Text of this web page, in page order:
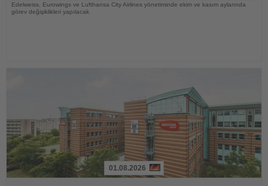
Edelweiss, Eurowings ve Lufthansa City Airlines yönetiminde ekim ve kasım aylarında
görev değişiklikleri yapılacak
01.08.2026